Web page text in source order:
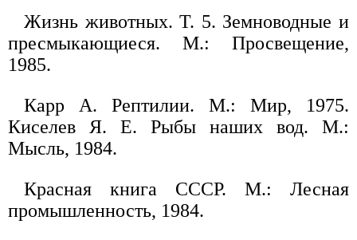
Жизнь животных. Т. 5. Земноводные и
пресмыкающиеся. М.: Просвещение,
1985.
Карр А. Рептилии. М.: Мир, 1975.
Киселев Я. Е. Рыбы наших вод. М.:
Мысль, 1984.
Красная книга СССР. М.: Лесная
промышленность, 1984.